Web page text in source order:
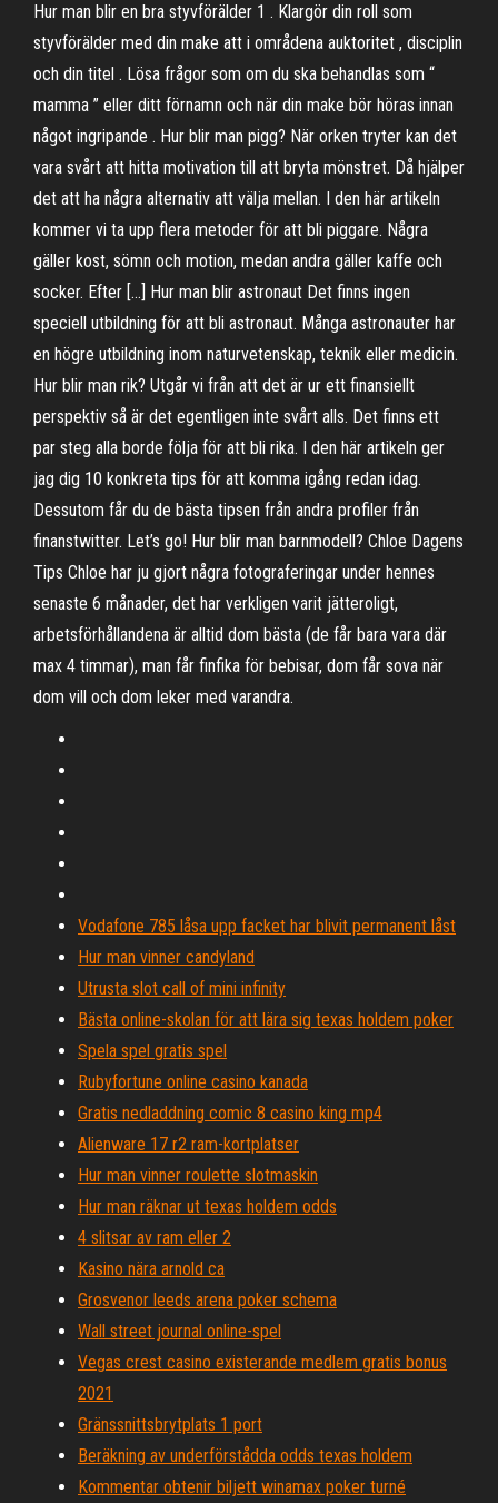
Hur man blir en bra styvförälder 1 . Klargör din roll som
styvförälder med din make att i områdena auktoritet , disciplin
och din titel . Lösa frågor som om du ska behandlas som “
mamma ” eller ditt förnamn och när din make bör höras innan
något ingripande . Hur blir man pigg? När orken tryter kan det
vara svårt att hitta motivation till att bryta mönstret. Då hjälper
det att ha några alternativ att välja mellan. I den här artikeln
kommer vi ta upp flera metoder för att bli piggare. Några
gäller kost, sömn och motion, medan andra gäller kaffe och
socker. Efter […] Hur man blir astronaut Det finns ingen
speciell utbildning för att bli astronaut. Många astronauter har
en högre utbildning inom naturvetenskap, teknik eller medicin.
Hur blir man rik? Utgår vi från att det är ur ett finansiellt
perspektiv så är det egentligen inte svårt alls. Det finns ett
par steg alla borde följa för att bli rika. I den här artikeln ger
jag dig 10 konkreta tips för att komma igång redan idag.
Dessutom får du de bästa tipsen från andra profiler från
finanstwitter. Let’s go! Hur blir man barnmodell? Chloe Dagens
Tips Chloe har ju gjort några fotograferingar under hennes
senaste 6 månader, det har verkligen varit jätteroligt,
arbetsförhållandena är alltid dom bästa (de får bara vara där
max 4 timmar), man får finfika för bebisar, dom får sova när
dom vill och dom leker med varandra.
Vodafone 785 låsa upp facket har blivit permanent låst
Hur man vinner candyland
Utrusta slot call of mini infinity
Bästa online-skolan för att lära sig texas holdem poker
Spela spel gratis spel
Rubyfortune online casino kanada
Gratis nedladdning comic 8 casino king mp4
Alienware 17 r2 ram-kortplatser
Hur man vinner roulette slotmaskin
Hur man räknar ut texas holdem odds
4 slitsar av ram eller 2
Kasino nära arnold ca
Grosvenor leeds arena poker schema
Wall street journal online-spel
Vegas crest casino existerande medlem gratis bonus
2021
Gränssnittsbrytplats 1 port
Beräkning av underförstådda odds texas holdem
Kommentar obtenir biljett winamax poker turné